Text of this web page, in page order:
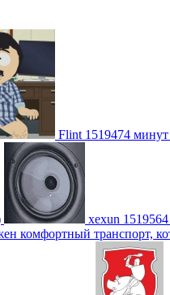
Flint 1519474 минут
xexun
комфортный транспорт,